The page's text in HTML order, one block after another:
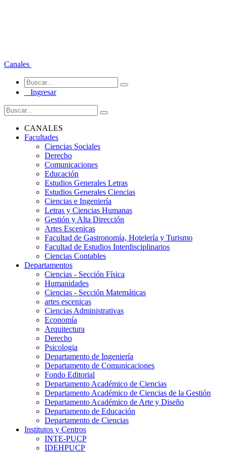
Canales
Ingresar
CANALES
Facultades
Ciencias Sociales
Derecho
Comunicaciones
Educación
Estudios Generales Letras
Estudios Generales Ciencias
Ciencias e Ingeniería
Letras y Ciencias Humanas
Gestión y Alta Dirección
Artes Escenicas
Facultad de Gastronomía, Hotelería y Turismo
Facultad de Estudios Interdisciplinarios
Ciencias Contables
Departamentos
Ciencias - Sección Física
Humanidades
Ciencias - Sección Matemáticas
artes escenicas
Ciencias Administrativas
Economía
Arquitectura
Derecho
Psicologia
Departamento de Ingeniería
Departamento de Comunicaciones
Fondo Editorial
Departamento Académico de Ciencias
Departamento Académico de Ciencias de la Gestión
Departamento Académico de Arte y Diseño
Departamento de Educación
Departamento de Ciencias
Institutos y Centros
INTE-PUCP
IDEHPUCP